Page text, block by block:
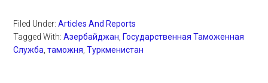
Filed Under:Articles And Reports
Tagged With:Азербайджан Государственная Таможенная
Служба ,таможня ,Туркменистан